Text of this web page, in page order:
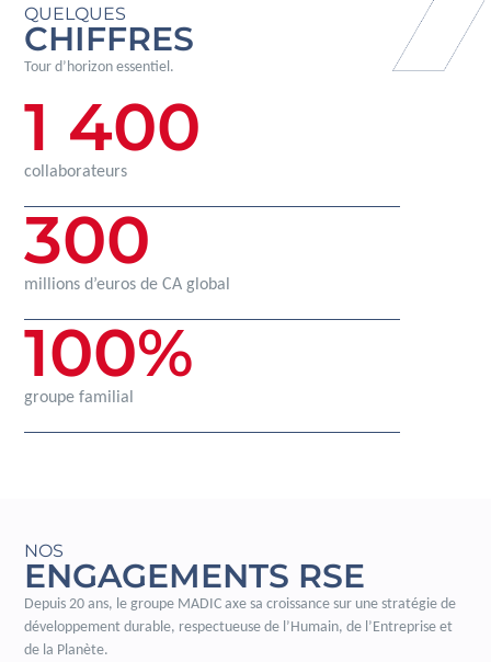
QUELQUES
CHIFFRES
Tour d’horizon essentiel.
collaborateurs
1 400
millions d’euros de CA global
300
groupe familial
100%
NOS
ENGAGEMENTS RSE
Depuis 20 ans, le groupe MADIC axe sa croissance sur une stratégie de
développement durable, respectueuse de l’Humain, de l’Entreprise et
de la Planète.